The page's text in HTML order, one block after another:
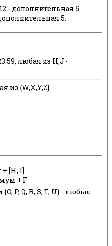
- дополнительная 5.
5.
любая из H,J -
из {W,X,Y,Z}
[H, I]
+ F
P, Q, R, S, T, U} - любые